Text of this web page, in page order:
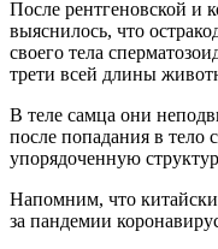
После рентгеновской и
выяснилось, что
своего тела
трети всей длины
В теле самца они
после попадания в тело
упорядоченную
Напомним, что
за пандемии